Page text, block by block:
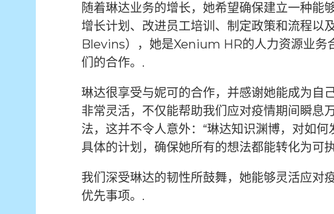
随着琳达业务的增长，她希望确保建立一种能
增长计划、改进员工培训、制定政策和流程以
Blevins），她是Xenium HR的人力资源业务
们的合作。.
琳达很享受与妮可的合作，并感谢她能成为自
非常灵活，不仅能帮助我们应对疫情期间瞬息
法，这并不令人意外：“琳达知识渊博，对如
具体的计划，确保她所有的想法都能转化为可
我们深受琳达的韧性所鼓舞，她能够灵活应对
优先事项。.